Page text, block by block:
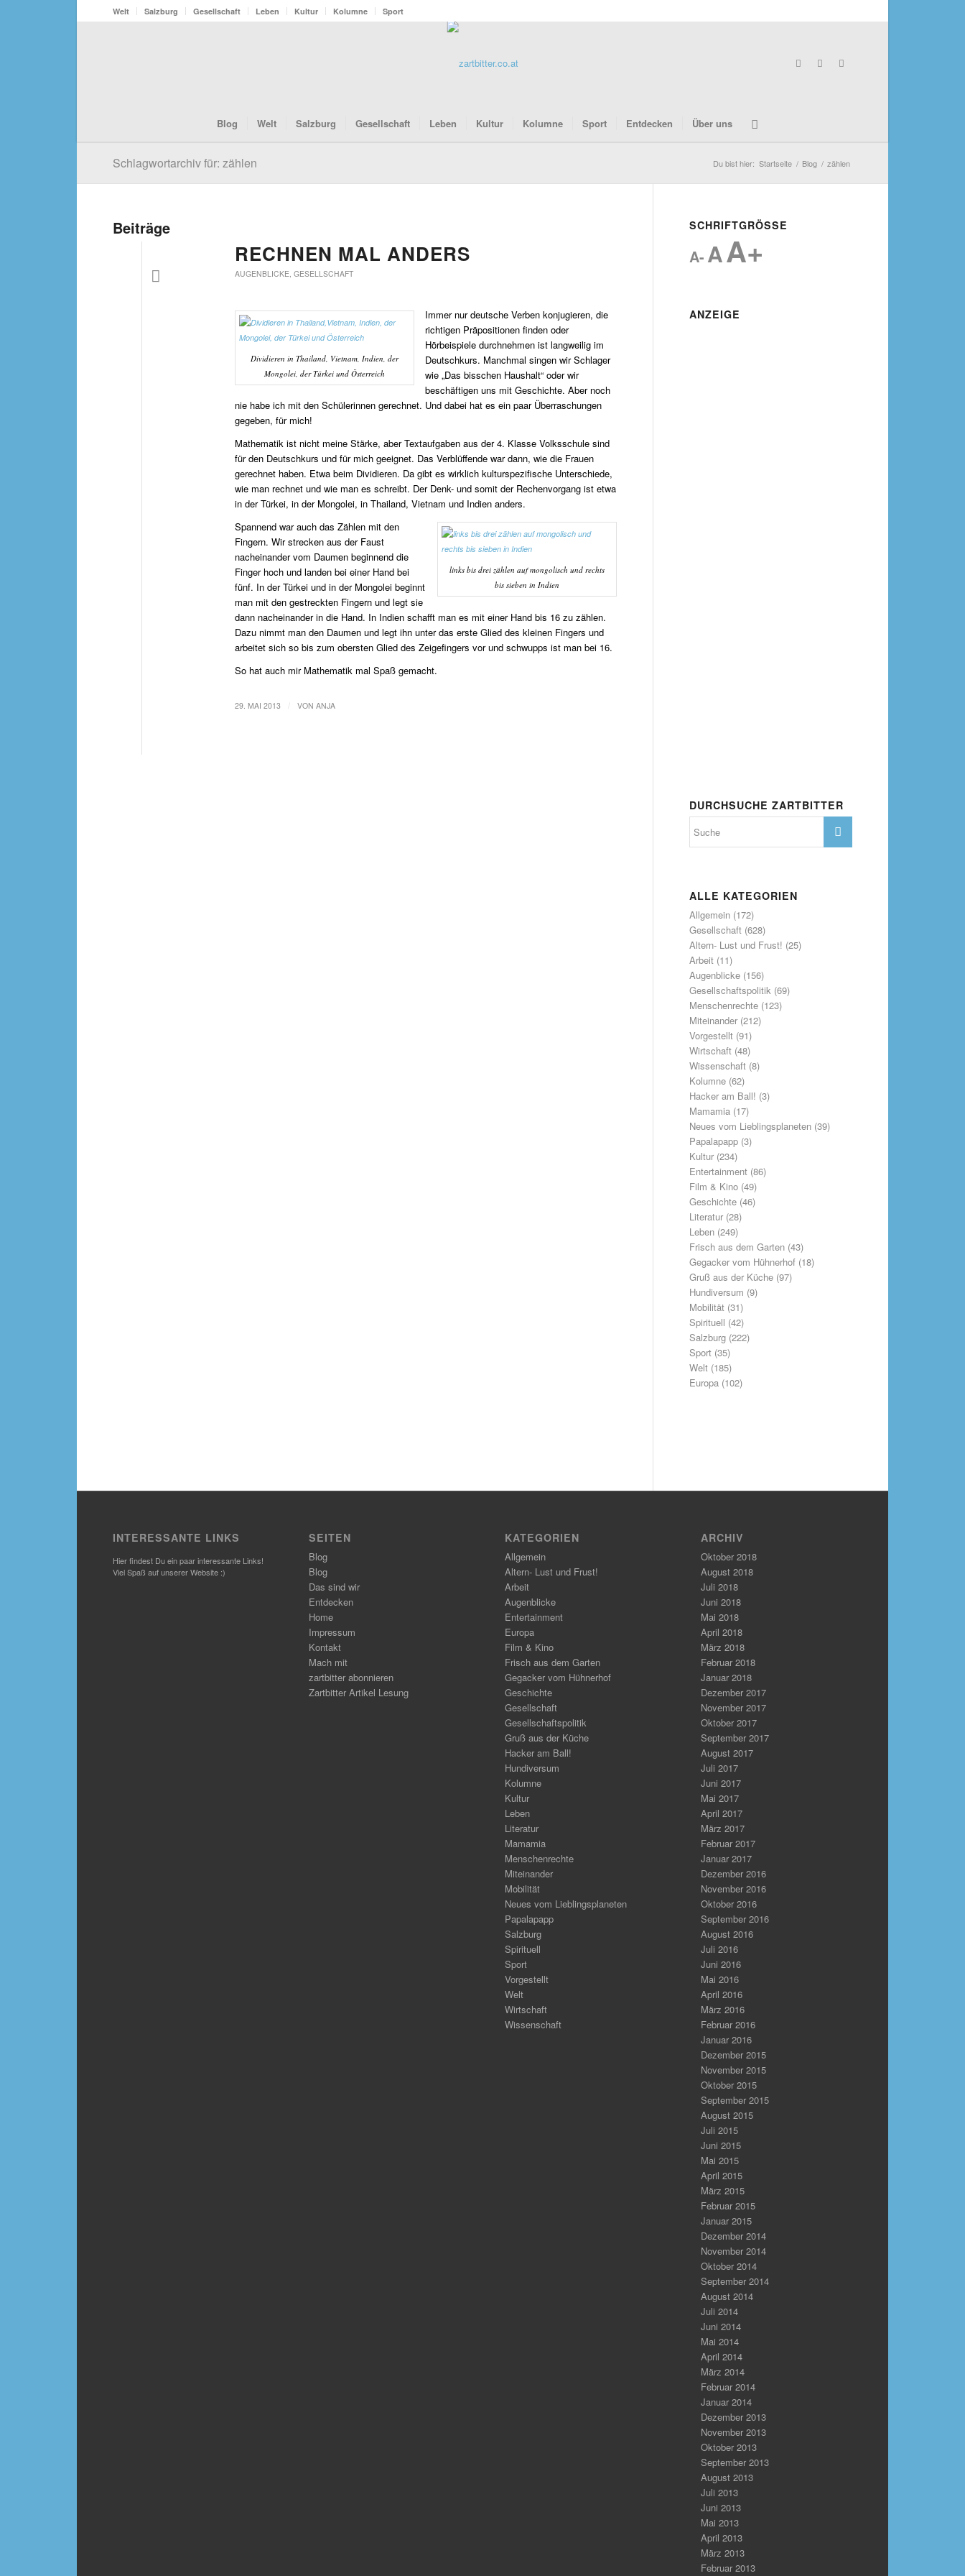
Welt Salzburg Gesellschaft Leben Kultur Kolumne Sport
Blog Welt Salzburg Gesellschaft Leben Kultur Kolumne Sport Entdecken Über uns
Schlagwortarchiv für: zählen Du bist hier: Startseite / Blog / zählen
Beiträge
RECHNEN MAL ANDERS
AUGENBLICKE, GESELLSCHAFT
Dividieren in Thailand, Vietnam, Indien, der
Mongolei, der Türkei und Österreich
Immer nur deutsche Verben konjugieren, die
richtigen Präpositionen finden oder
Hörbeispiele durchnehmen ist langweilig im
Deutschkurs. Manchmal singen wir Schlager
wie „Das bisschen Haushalt“ oder wir
beschäftigen uns mit Geschichte. Aber noch
nie habe ich mit den Schülerinnen gerechnet. Und dabei hat es ein paar Überraschungen
gegeben, für mich!
Mathematik ist nicht meine Stärke, aber Textaufgaben aus der 4. Klasse Volksschule sind
für den Deutschkurs und für mich geeignet. Das Verblüffende war dann, wie die Frauen
gerechnet haben. Etwa beim Dividieren. Da gibt es wirklich kulturspezifische Unterschiede,
wie man rechnet und wie man es schreibt. Der Denk- und somit der Rechenvorgang ist etwa
in der Türkei, in der Mongolei, in Thailand, Vietnam und Indien anders.
links bis drei zählen auf mongolisch und rechts
bis sieben in Indien
Spannend war auch das Zählen mit den
Fingern. Wir strecken aus der Faust
nacheinander vom Daumen beginnend die
Finger hoch und landen bei einer Hand bei
fünf. In der Türkei und in der Mongolei beginnt
man mit den gestreckten Fingern und legt sie
dann nacheinander in die Hand. In Indien schafft man es mit einer Hand bis 16 zu zählen.
Dazu nimmt man den Daumen und legt ihn unter das erste Glied des kleinen Fingers und
arbeitet sich so bis zum obersten Glied des Zeigefingers vor und schwupps ist man bei 16.
So hat auch mir Mathematik mal Spaß gemacht.
29. MAI 2013 VON ANJA
SCHRIFTGRÖSSE
A- AA+
ANZEIGE
DURCHSUCHE ZARTBITTER
ALLE KATEGORIEN
Allgemein(172)
Gesellschaft(628)
Altern- Lust und Frust! (25)
Arbeit(11)
Augenblicke(156)
Gesellschaftspolitik(69)
Menschenrechte(123)
Miteinander(212)
Vorgestellt(91)
Wirtschaft(48)
Wissenschaft(8)
Kolumne(62)
Hacker am Ball! (3)
Mamamia(17)
Neues vom Lieblingsplaneten(39)
Papalapapp(3)
Kultur(234)
Entertainment(86)
Film & Kino(49)
Geschichte(46)
Literatur(28)
Leben(249)
Frisch aus dem Garten(43)
Gegacker vom Hühnerhof(18)
Gruß aus der Küche(97)
Hundiversum (9)
Mobilität(31)
Spirituell (42)
Salzburg(222)
Sport(35)
Welt(185)
Europa(102)
INTERESSANTE LINKS
Hier findest Du ein paar interessante Links!
Viel Spaß auf unserer Website :)
SEITEN
Blog
Blog
Das sind wir
Entdecken
Home
Impressum
Kontakt
Mach mit
zartbitter abonnieren
Zartbitter Artikel Lesung
KATEGORIEN
Allgemein
Altern- Lust und Frust!
Arbeit
Augenblicke
Entertainment
Europa
Film & Kino
Frisch aus dem Garten
Gegacker vom Hühnerhof
Geschichte
Gesellschaft
Gesellschaftspolitik
Gruß aus der Küche
Hacker am Ball!
Hundiversum
Kolumne
Kultur
Leben
Literatur
Mamamia
Menschenrechte
Miteinander
Mobilität
Neues vom Lieblingsplaneten
Papalapapp
Salzburg
Spirituell
Sport
Vorgestellt
Welt
Wirtschaft
Wissenschaft
ARCHIV
Oktober 2018
August 2018
Juli 2018
Juni 2018
Mai 2018
April 2018
März 2018
Februar 2018
Januar 2018
Dezember 2017
November 2017
Oktober 2017
September 2017
August 2017
Juli 2017
Juni 2017
Mai 2017
April 2017
März 2017
Februar 2017
Januar 2017
Dezember 2016
November 2016
Oktober 2016
September 2016
August 2016
Juli 2016
Juni 2016
Mai 2016
April 2016
März 2016
Februar 2016
Januar 2016
Dezember 2015
November 2015
Oktober 2015
September 2015
August 2015
Juli 2015
Juni 2015
Mai 2015
April 2015
März 2015
Februar 2015
Januar 2015
Dezember 2014
November 2014
Oktober 2014
September 2014
August 2014
Juli 2014
Juni 2014
Mai 2014
April 2014
März 2014
Februar 2014
Januar 2014
Dezember 2013
November 2013
Oktober 2013
September 2013
August 2013
Juli 2013
Juni 2013
Mai 2013
April 2013
März 2013
Februar 2013